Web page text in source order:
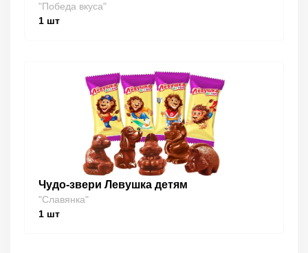
"Победа вкуса"
1 шт
Чудо-звери Левушка детям
"Славянка"
1 шт